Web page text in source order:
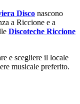
Disco nascono
a Riccione e a
Discoteche Riccione
e scegliere il locale
musicale preferito.